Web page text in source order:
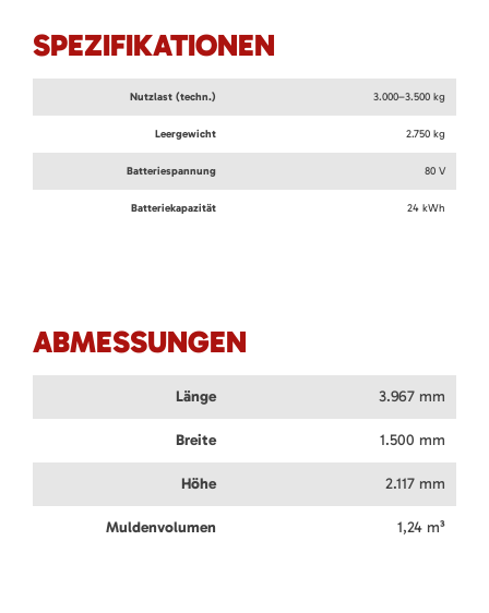
SPEZIFIKATIONEN
Nutzlast (techn.) 3.000–3.500 kg
Leergewicht 2.750 kg
Batteriespannung 80 V
Batteriekapazität 24 kWh
ABMESSUNGEN
Länge 3.967 mm
Breite 1.500 mm
Höhe 2.117 mm
Muldenvolumen 1,24 m³